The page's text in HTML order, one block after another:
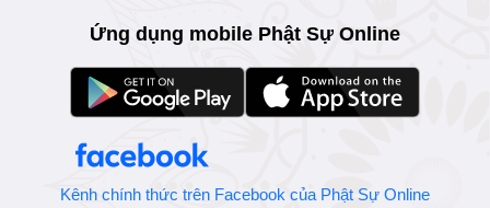
Ứng dụng mobile Phật Sự Online
Kênh chính thức trên Facebook của Phật Sự Online